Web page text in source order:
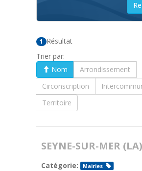
1 Résultat
Trier par:
Nom
Arrondissement
Circonscription
Territoire
SEYNE-SUR-MER (LA)
Catégorie: Mairies